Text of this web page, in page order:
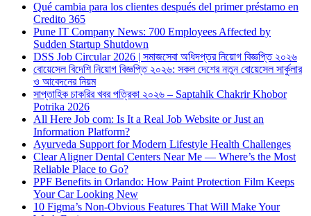
Qué cambia para los clientes después del primer préstamo en
Credito 365
Pune IT Company News: 700 Employees Affected by
Sudden Startup Shutdown
DSS Job Circular 2026 | সমাজসেবা অধিদপ্তর নিয়োগ বিজ্ঞপ্তি ২০২৬
বোয়েসেল বিদেশি নিয়োগ বিজ্ঞপ্তি ২০২৬: সকল দেশের নতুন বোয়েসেল সার্কুলার
ও আবেদনের নিয়ম
সাপ্তাহিক চাকরির খবর পত্রিকা ২০২৬ – Saptahik Chakrir Khobor
Potrika 2026
All Here Job com: Is It a Real Job Website or Just an
Information Platform?
Ayurveda Support for Modern Lifestyle Health Challenges
Clear Aligner Dental Centers Near Me — Where’s the Most
Reliable Place to Go?
PPF Benefits in Orlando: How Paint Protection Film Keeps
Your Car Looking New
10 Figma’s Non-Obvious Features That Will Make Your